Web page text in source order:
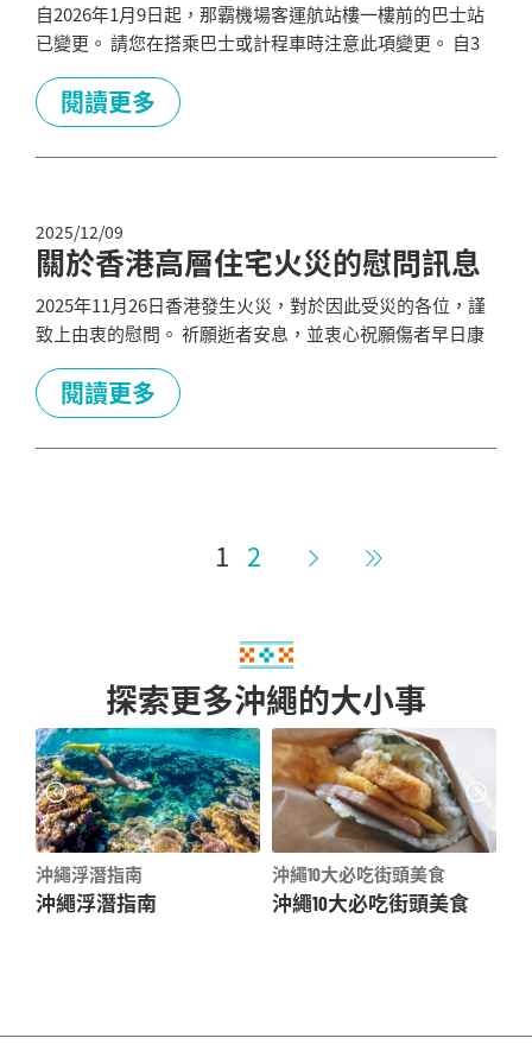
自2026年1月9日起，那霸機場客運航站樓一樓前的巴士站
已變更。 請您在搭乘巴士或計程車時注意此項變更。 自3
示最近四班公車的到站資訊，以及時刻表與路線圖。 系統
亦支援多語言顯示，敬請多加利用。 更多信息，請訪問那
霸機場 官網。...
閱讀更多
2025/12/09
關於香港高層住宅火災的慰問訊息
2025年11月26日香港發生火災，對於因此受災的各位，謹
致上由衷的慰問。 祈願逝者安息，並衷心祝願傷者早日康
光、文化、商務等方面累積了深厚的交流。 我們深切關懷
各位，心與您們同在。 衷心祈願平穩的日常生活能早日恢
復。 一般財團法人沖繩觀光會議局 會長 浜田京介
閱讀更多
1 2
探索更多沖繩的大小事
沖繩浮潛指南
沖繩浮潛指南
沖繩10大必吃街頭美食
沖繩10大必吃街頭美食